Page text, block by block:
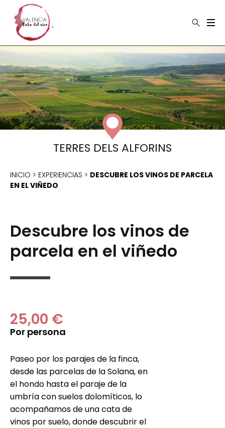
TERRES DELS ALFORINS
INICIO > EXPERIENCIAS > DESCUBRE LOS VINOS DE PARCELA
EN EL VIÑEDO
Descubre los vinos de
parcela en el viñedo
25,00 €
Por persona
Paseo por los parajes de la finca,
desde las parcelas de la Solana, en
el hondo hasta el paraje de la
umbría con suelos dolomíticos, lo
acompañamos de una cata de
vinos por suelo, donde descubrir el